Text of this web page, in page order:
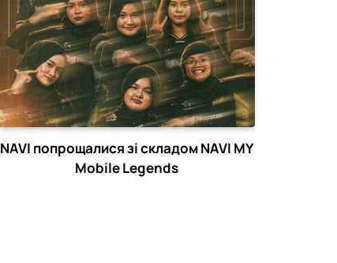
NAVI попрощалися зі складом NAVI MY
Mobile Legends